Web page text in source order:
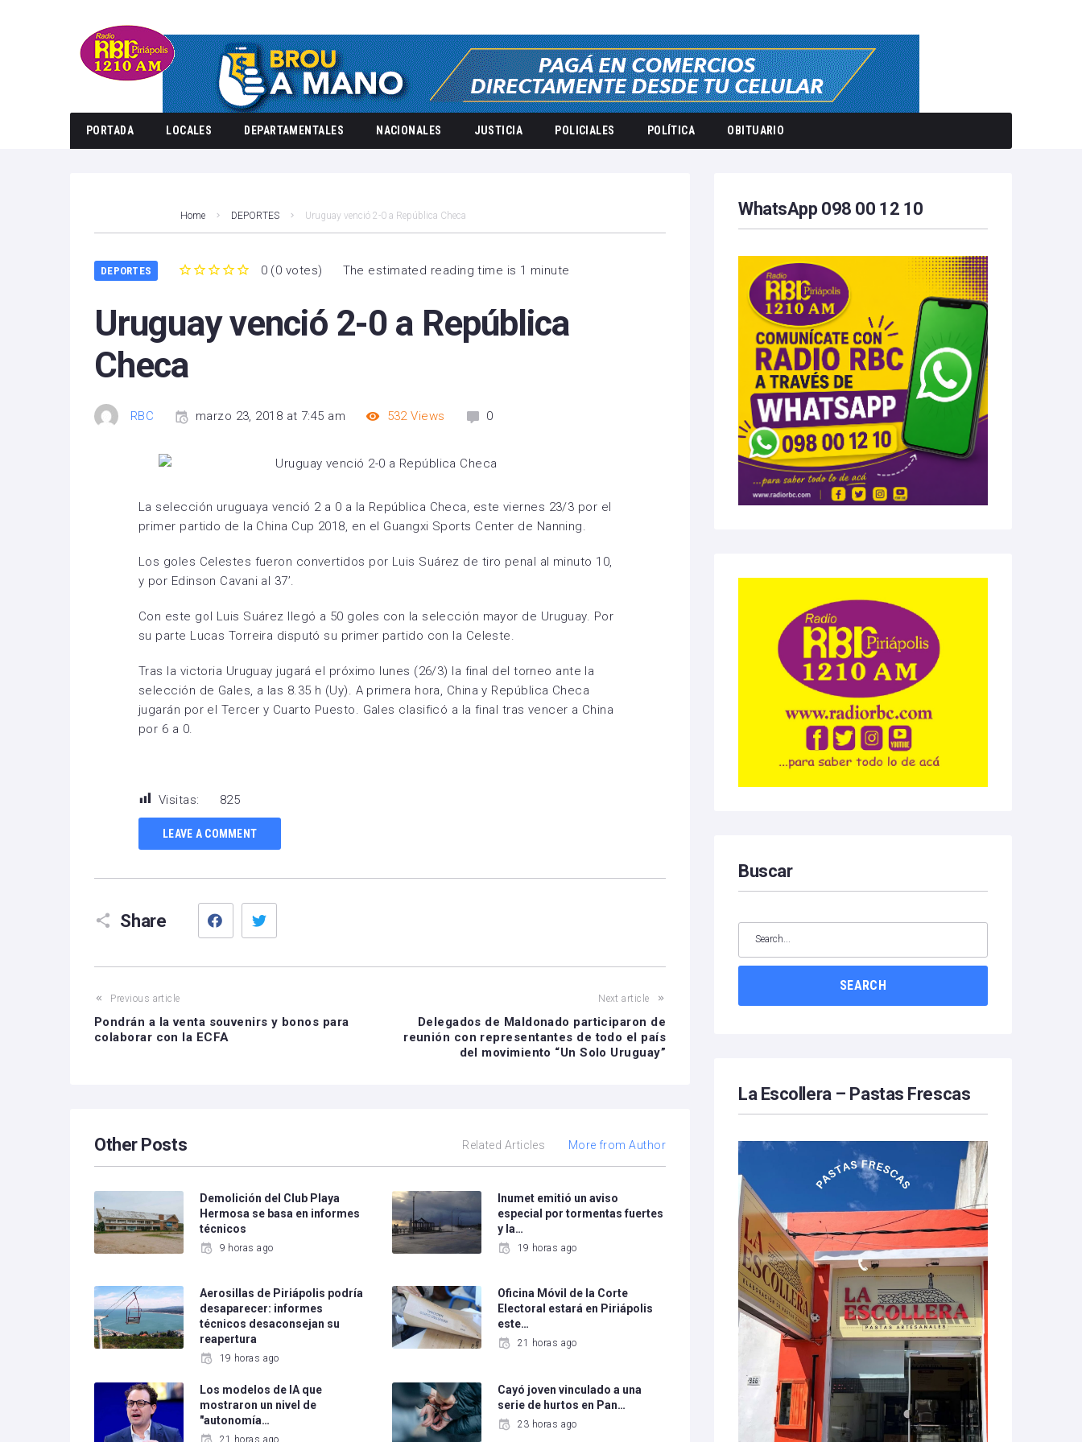
PORTADA LOCALES DEPARTAMENTALES NACIONALES JUSTICIA POLICIALES POLÍTICA OBITUARIO
Home DEPORTES Uruguay venció 2-0 a República Checa
DEPORTES 0 (0 votes) The estimated reading time is 1 minute
Uruguay venció 2-0 a República
Checa
RBC marzo 23, 2018 at 7:45 am 532 Views 0
La selección uruguaya venció 2 a 0 a la República Checa, este viernes 23/3 por el
primer partido de la China Cup 2018, en el Guangxi Sports Center de Nanning.
Los goles Celestes fueron convertidos por Luis Suárez de tiro penal al minuto 10,
y por Edinson Cavani al 37’.
Con este gol Luis Suárez llegó a 50 goles con la selección mayor de Uruguay. Por
su parte Lucas Torreira disputó su primer partido con la Celeste.
Tras la victoria Uruguay jugará el próximo lunes (26/3) la final del torneo ante la
selección de Gales, a las 8.35 h (Uy). A primera hora, China y República Checa
jugarán por el Tercer y Cuarto Puesto. Gales clasificó a la final tras vencer a China
por 6 a 0.
Visitas: 825
LEAVE A COMMENT
Share
Facebook
Previous article
Pondrán a la venta souvenirs y bonos para
colaborar con la ECFA
Next article
Delegados de Maldonado participaron de
reunión con representantes de todo el país
del movimiento “Un Solo Uruguay”
Other Posts Related Articles More from Author
Demolición del Club Playa
Hermosa se basa en informes
técnicos
9 horas ago
Inumet emitió un aviso
especial por tormentas fuertes
y la…
19 horas ago
Aerosillas de Piriápolis podría
desaparecer: informes
técnicos desaconsejan su
reapertura
19 horas ago
Oficina Móvil de la Corte
Electoral estará en Piriápolis
este…
21 horas ago
Los modelos de IA que
mostraron un nivel de
"autonomía…
21 horas ago
Cayó joven vinculado a una
serie de hurtos en Pan…
23 horas ago
WhatsApp 098 00 12 10
Buscar
SEARCH
La Escollera – Pastas Frescas